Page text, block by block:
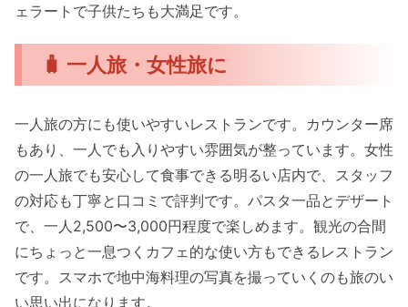
ェラートで子供たちも大満足です。
🧳 一人旅・女性旅に
一人旅の方にも使いやすいレストランです。カウンター席
もあり、一人でも入りやすい雰囲気が整っています。女性
の一人旅でも安心して食事できる明るい店内で、スタッフ
の対応も丁寧と口コミで評判です。パスタ一品とデザート
で、一人2,500〜3,000円程度で楽しめます。観光の合間
にちょっと一息つくカフェ的な使い方もできるレストラン
です。スマホで地中海料理の写真を撮っていくのも旅のい
い思い出になります。